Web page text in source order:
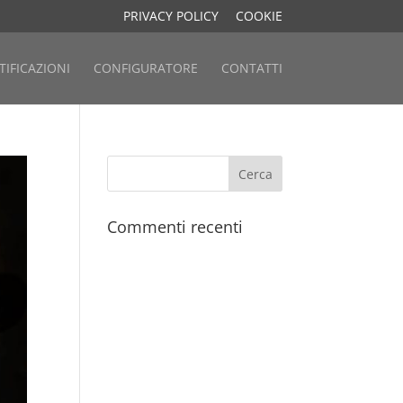
PRIVACY POLICY COOKIE
CONFIGURATORE CONTATTI
Commenti recenti